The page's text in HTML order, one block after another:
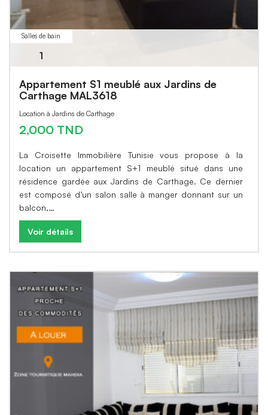
Salles de bain
1
Appartement S1 meublé aux Jardins de
Carthage MAL3618
Location à Jardins de Carthage
2,000 TND
La Croisette Immobilière Tunisie vous propose à la
location un appartement S+1 meublé situé dans une
résidence gardée aux Jardins de Carthage. Ce dernier
est composé d’un salon salle à manger donnant sur un
balcon,…
Voir détails